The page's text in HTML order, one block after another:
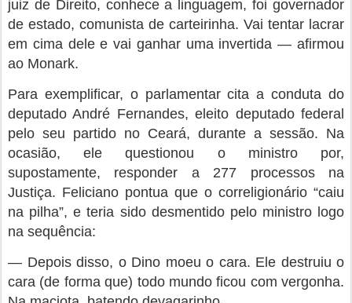
de estado, comunista de carteirinha. Vai tentar lacrar
em cima dele e vai ganhar uma invertida — afirmou
ao Monark.
Para exemplificar, o parlamentar cita a conduta do
deputado André Fernandes, eleito deputado federal
pelo seu partido no Ceará, durante a sessão. Na
ocasião, ele questionou o ministro por,
supostamente, responder a 277 processos na
Justiça. Feliciano pontua que o correligionário “caiu
na pilha”, e teria sido desmentido pelo ministro logo
na sequência:
— Depois disso, o Dino moeu o cara. Ele destruiu o
cara (de forma que) todo mundo ficou com vergonha.
Na maciota, batendo devagarinho.